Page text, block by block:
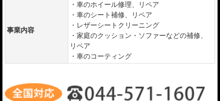
事業内容
・車のホイール修理、リペア
・車のシート補修、リペア
・レザーシートクリーニング
・家庭のクッション・ソファーなどの補修、
リペア
・車のコーティング